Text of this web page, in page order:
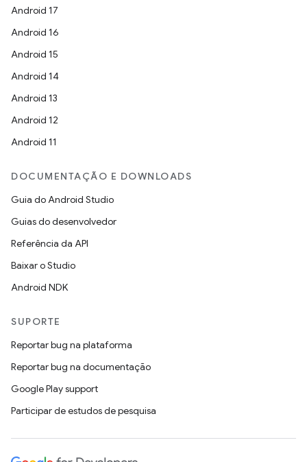
Android 17
Android 16
Android 15
Android 14
Android 13
Android 12
Android 11
DOCUMENTAÇÃO E DOWNLOADS
Guia do Android Studio
Guias do desenvolvedor
Referência da API
Baixar o Studio
Android NDK
SUPORTE
Reportar bug na plataforma
Reportar bug na documentação
Google Play support
Participar de estudos de pesquisa